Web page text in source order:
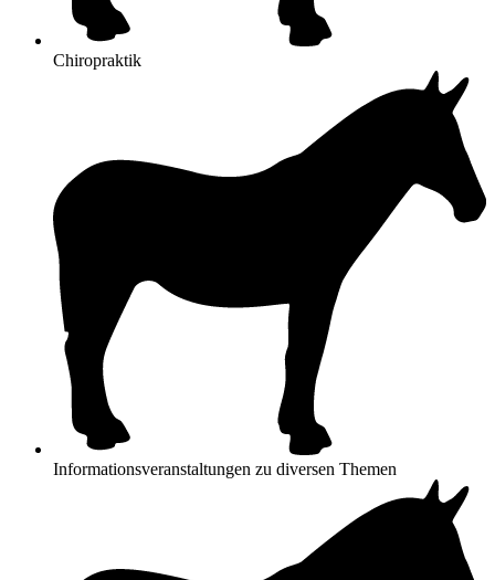
Chiropraktik
Informationsveranstaltungen zu diversen Themen